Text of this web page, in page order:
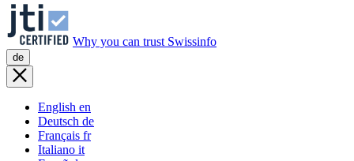
Why you can trust Swissinfo
de
English en
Deutsch de
Français fr
Italiano it